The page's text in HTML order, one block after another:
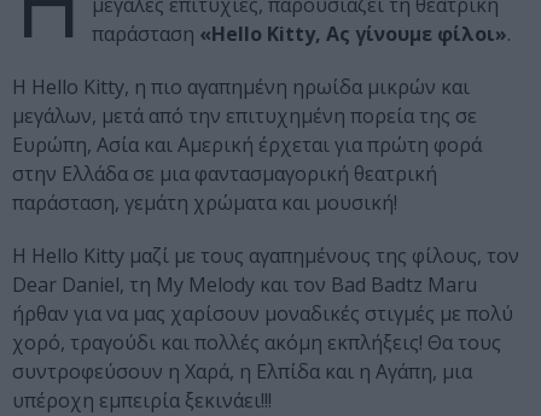
παράσταση «Hello Kitty, Ας γίνουμε φίλοι».
Η Hello Kitty, η πιο αγαπημένη ηρωίδα μικρών και
μεγάλων, μετά από την επιτυχημένη πορεία της σε
Ευρώπη, Ασία και Αμερική έρχεται για πρώτη φορά
στην Ελλάδα σε μια φαντασμαγορική θεατρική
παράσταση, γεμάτη χρώματα και μουσική!
Η Hello Kitty μαζί με τους αγαπημένους της φίλους, τον
Dear Daniel, τη My Melody και τον Bad Badtz Maru
ήρθαν για να μας χαρίσουν μοναδικές στιγμές με πολύ
χορό, τραγούδι και πολλές ακόμη εκπλήξεις! Θα τους
συντροφεύσουν η Χαρά, η Ελπίδα και η Αγάπη, μια
υπέροχη εμπειρία ξεκινάει!!!